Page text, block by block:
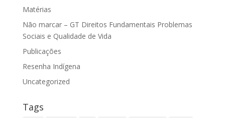
Matérias
Não marcar – GT Direitos Fundamentais Problemas
Sociais e Qualidade de Vida
Publicações
Resenha Indígena
Uncategorized
Tags